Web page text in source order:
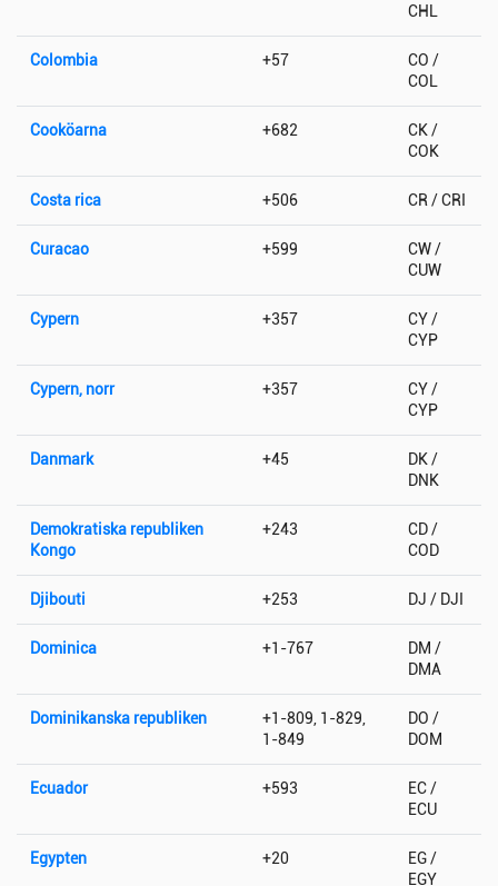
CHL
Colombia +57
CO /
COL
Cooköarna +682
CK /
COK
Costa rica +506 CR / CRI
Curacao +599
CW /
CUW
Cypern +357
CY /
CYP
Cypern, norr +357
CY /
CYP
Danmark +45
DK /
DNK
Demokratiska republiken
Kongo
+243
CD /
COD
Djibouti +253 DJ / DJI
Dominica +1-767
DM /
DMA
Dominikanska republiken
+1-809, 1-829,
1-849
DO /
DOM
Ecuador +593
EC /
ECU
Egypten +20
EG /
EGY